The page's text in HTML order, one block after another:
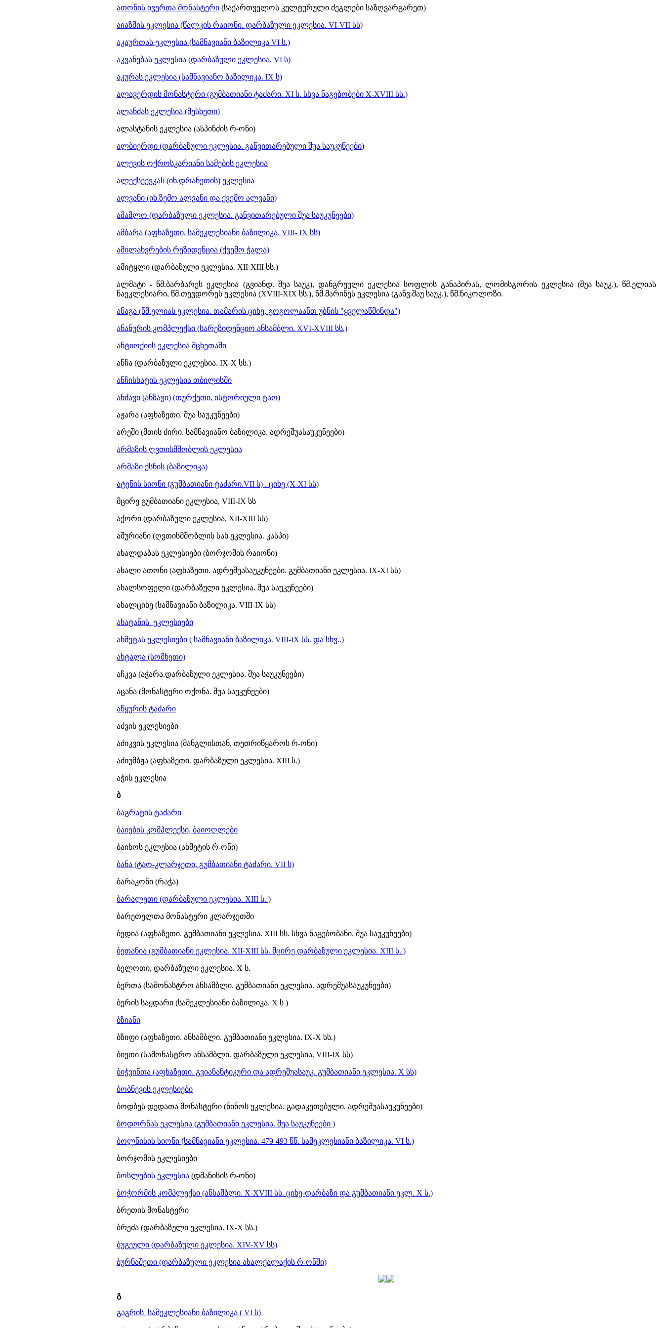
ათონის ივერთა მონასტერი (საქართველოს კულტურული ძეგლები საზღვარგარეთ)
აიაზმის ეკლესია (წალკის რაიონი. დარბაზული ეკლესია. VI-VII სს)
აკაურთას ეკლესია (სამნავიანი ბაზილიკა VI ს.)
აკვანებას ეკლესია (დარბაზული ეკლესია. VI ს)
აკურას ეკლესია (სამნავიანო ბაზილიკა. IX ს)
ალავერდის მონასტერი (გუმბათიანი ტაძარი. XI ს. სხვა ნაგებობები X-XVIII სს.)
ალანძას ეკლესია (მესხეთი)
ალასტანის ეკლესია (ასპინძის რ-ონი)
ალბიერდი (დარბაზული ეკლესია. განვითარებული შუა საუკუნეები)
ალევის ოქროსკარიანი სამების ეკლესია
ალექსეევკას (იხ.დრანეთის) ეკლესია
ალვანი (იხ.ზემო ალვანი და ქვემო ალვანი)
ამამლო (დარბაზული ეკლესია. განვითარებული შუა საუკუნეები)
ამბარა (აფხაზეთი. სამეკლესიანი ბაზილიკა. VIII- IX სს)
ამილახვრების რეზიდენცია (ქვემო ჭალა)
ამიტყლი (დარბაზული ეკლესია. XII-XIII სს.)
ალმატი - წმ.ბარბარეს ეკლესია (გვიანდ. შუა საუკ), დანგრეული ეკლესია სოფლის განაპირას, ლომისგორის ეკლესია (შუა საუკ.), წმ.ელიას
ნაეკლესიარი, წმ.თევდორეს ეკლესია (XVIII-XIX სს.), წმ.მარინეს ეკლესია (განვ.შაუ საუკ.), წმ.ნიკოლოზი.
ანაგა (წმ.ელიას ეკლესია. თამარის ციხე, გოგოლაანთ უბნის "ყველაწმინდა")
ანანურის კომპლექსი (სარეზიდენციო ანსამბლი. XVI-XVIII სს.)
ანტიოქიის ეკლესია მცხეთაში
ანჩა (დარბაზული ეკლესია. IX-X სს.)
ანჩისხატის ეკლესია თბილისში
ანძავი (ანზავი) (თურქეთი, ისტორიული ტაო)
აჟარა (აფხაზეთი. შუა საუკუნეები)
არეში (მთის ძირი. სამნავიანო ბაზილიკა. ადრეშუასაუკუნეები)
არმაზის ღვთისმშობლის ეკლესია
არმაზი ქსნის (ბაზილიკა)
ატენის სიონი (გუმბათიანი ტაძარი.VII ს) . ციხე (X-XI სს)
მცირე გუმბათიანი ეკლესია, VIII-IX სს
აქორი (დარბაზული ეკლესია, XII-XIII სს)
აშურიანი (ღვთისმშობლის სახ ეკლესია. კასპი)
ახალდაბას ეკლესიები (ბორჯომის რაიონი)
ახალი ათონი (აფხაზეთი. ადრეშუასაუკუნეები. გუმბათიანი ეკლესია. IX-XI სს)
ახალსოფელი (დარბაზული ეკლესია. შუა საუკუნეები)
ახალციხე (სამნავიანი ბაზილიკა. VIII-IX სს)
ახატანის ეკლესიები
ახმეტას ეკლესიები ( სამნავიანი ბაზილიკა. VIII-IX სს. და სხვ..)
ახტალა (სომხეთი)
აჩკვა (აჭარა.დარბაზული ეკლესია. შუა საუკუნეები)
აცანა (მონასტერი ოქონა. შუა საუკუნეები)
აწყურის ტაძარი
აძვის ეკლესიები
აძიკვის ეკლესია (მანგლისთან, თეთრიწყაროს რ-ონი)
აძიუმბჟა (აფხაზეთი. დარბაზული ეკლესია. XIII ს.)
აჭის ეკლესია
ბ
ბაგრატის ტაძარი
ბაიების კომპლექსი, ბაიოღლები
ბაიხოს ეკლესია (ახმეტის რ-ონი)
ბანა (ტაო-კლარჯეთი, გუმბათიანი ტაძარი. VII ს)
ბარაკონი (რაჭა)
ბარალეთი (დარბაზული ეკლესია. XIII ს. )
ბარეთელთა მონასტერი კლარჯეთში
ბედია (აფხაზეთი. გუმბათიანი ეკლესია. XIII სს. სხვა ნაგებობანი. შუა საუკუნეები)
ბეთანია (გუმბათიანი ეკლესია. XII-XIII სს. მცირე დარბაზული ეკლესია. XIII ს. )
ბელოთი, დარბაზული ეკლესია. X ს.
ბერთა (სამონასტრო ანსამბლი. გუმბათიანი ეკლესია. ადრეშუასაუკუნეები)
ბერის საყდარი (სამეკლესიანი ბაზილიკა. X ს )
ბზიანი
ბზიფი (აფხაზეთი. ანსამბლი. გუმბათიანი ეკლესია. IX-X სს.)
ბიეთი (სამონასტრო ანსამბლი. დარბაზული ეკლესია. VIII-IX სს)
ბიჭვინთა (აფხაზეთი. გვიანანტიკური და ადრეშუასაუკ. გუმბათიანი ეკლესია. X სს)
ბობნევის ეკლესიები
ბოდბეს დედათა მონასტერი (ნინოს ეკლესია. გადაკეთებული. ადრეშუასაუკუნეები)
ბოდორნას ეკლესია (გუმბათიანი ეკლესია. შუა საუკუნეები )
ბოლნისის სიონი (სამნავიანი ეკლესია. 479-493 წწ. სამეკლესიანი ბაზილიკა. VI ს.)
ბორჯომის ეკლესიები
ბოსლების ეკლესია (დმანისის რ-ონი)
ბოჭორმის კომპლექსი (ანსამბლი. X-XVIII სს. ციხე-დარბაზი და გუმბათიანი ეკლ. X ს.)
ბრეთის მონასტერი
ბრეძა (დარბაზული ეკლესია. IX-X სს.)
ბუგეული (დარბაზული ეკლესია. XIV-XV სს)
ბურნაშეთი (დარბაზული ეკლესია ახალქალაქის რ-ონში)
გ
გაგრის სამეკლესიანი ბაზილიკა ( VI ს)